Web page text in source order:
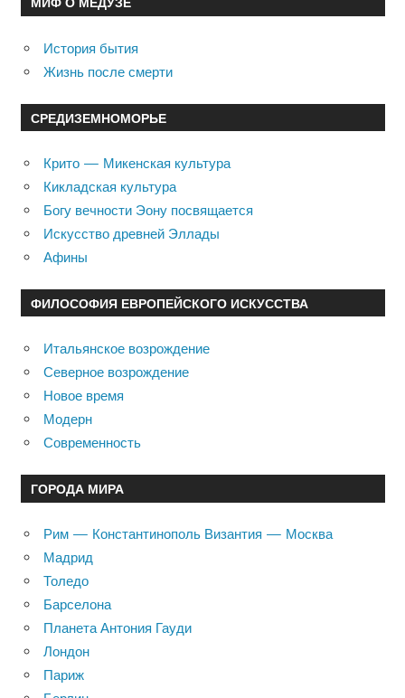
История бытия
Жизнь после смерти
СРЕДИЗЕМНОМОРЬЕ
Крито — Микенская культура
Кикладская культура
Богу вечности Эону посвящается
Искусство древней Эллады
Афины
ФИЛОСОФИЯ ЕВРОПЕЙСКОГО ИСКУССТВА
Итальянское возрождение
Северное возрождение
Новое время
Модерн
Современность
ГОРОДА МИРА
Рим — Константинополь Византия — Москва
Мадрид
Толедо
Барселона
Планета Антония Гауди
Лондон
Париж